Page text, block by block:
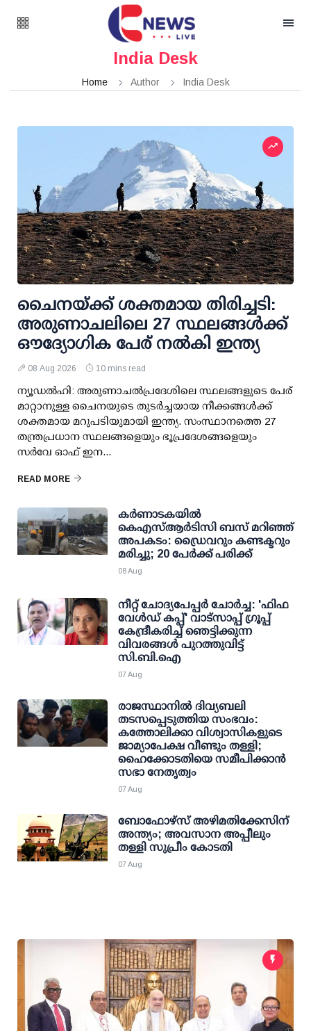
India Desk
Home Author India Desk
ചൈനയ്ക്ക് ശക്തമായ തിരിച്ചടി:
അരുണാചലിലെ 27 സ്ഥലങ്ങള്‍ക്ക്
ഔദ്യോഗിക പേര് നല്‍കി ഇന്ത്യ
08 Aug 2026 10 mins read
ന്യൂഡല്‍ഹി: അരുണാചല്‍പ്രദേശിലെ സ്ഥലങ്ങളുടെ പേര്
മാറ്റാനുള്ള ചൈനയുടെ തുടര്‍ച്ചയായ നീക്കങ്ങള്‍ക്ക്
ശക്തമായ മറുപടിയുമായി ഇന്ത്യ. സംസ്ഥാനത്തെ 27
തന്ത്രപ്രധാന സ്ഥലങ്ങളെയും ഭൂപ്രദേശങ്ങളെയും
സര്‍വേ ഓഫ് ഇന...
READ MORE
കര്‍ണാടകയില്‍
കെഎസ്ആര്‍ടിസി ബസ് മറിഞ്ഞ്
അപകടം: ഡ്രൈവറും കണ്ടക്ടറും
മരിച്ചു; 20 പേര്‍ക്ക് പരിക്ക്
08 Aug
നീറ്റ് ചോദ്യപേപ്പര്‍ ചോര്‍ച്ച: 'ഫിഫ
വേള്‍ഡ് കപ്പ്' വാട്സാപ്പ് ഗ്രൂപ്പ്
കേന്ദ്രീകരിച്ച് ഞെട്ടിക്കുന്ന
വിവരങ്ങള്‍ പുറത്തുവിട്ട്
സി.ബി.ഐ
07 Aug
രാജസ്ഥാനിൽ ദിവ്യബലി
തടസപ്പെടുത്തിയ സംഭവം:
കത്തോലിക്കാ വിശ്വാസികളുടെ
ജാമ്യാപേക്ഷ വീണ്ടും തള്ളി;
ഹൈക്കോടതിയെ സമീപിക്കാൻ
സഭാ നേതൃത്വം
07 Aug
ബോഫോഴ്സ് അഴിമതിക്കേസിന്
അന്ത്യം; അവസാന അപ്പീലും
തള്ളി സുപ്രീം കോടതി
07 Aug